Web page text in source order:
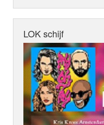
LOK schijf